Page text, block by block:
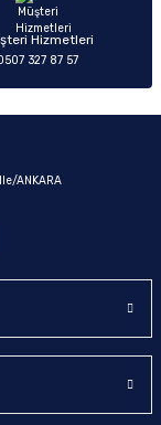
Hizmetleri
327 87 57
ANKARA